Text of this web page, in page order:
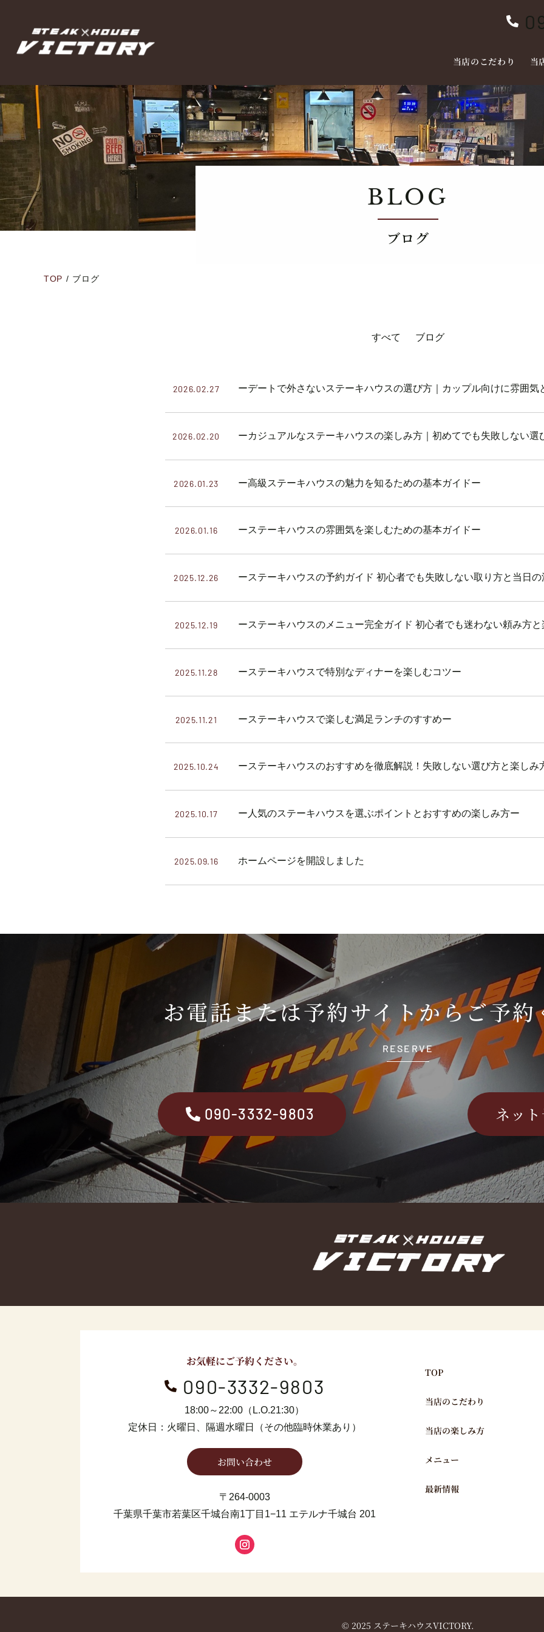

当店のこだわり 当
BLOG
ブログ
TOP / ブログ
すべて ブログ
2026.02.27 ーデートで外さないステーキハウスの選び方｜カップル向けに雰囲気
2026.02.20 ーカジュアルなステーキハウスの楽しみ方｜初めてでも失敗しない選
2026.01.23 ー高級ステーキハウスの魅力を知るための基本ガイドー
2026.01.16 ーステーキハウスの雰囲気を楽しむための基本ガイドー
2025.12.26 ーステーキハウスの予約ガイド 初心者でも失敗しない取り方と当日の
2025.12.19 ーステーキハウスのメニュー完全ガイド 初心者でも迷わない頼み方と
2025.11.28 ーステーキハウスで特別なディナーを楽しむコツー
2025.11.21 ーステーキハウスで楽しむ満足ランチのすすめー
2025.10.24 ーステーキハウスのおすすめを徹底解説！失敗しない選び方と楽しみ
2025.10.17 ー人気のステーキハウスを選ぶポイントとおすすめの楽しみ方ー
2025.09.16 ホームページを開設しました
お電話または予約サイトからご予約
RESERVE
090-3332-9803 ネッ
お気軽にご予約ください。
 090-3332-9803
18:00～22:00（L.O.21:30）
定休日：火曜日、隔週水曜日
（その他臨時休業あり）
お問い合わせ
〒264-0003
千葉県千葉市若葉区千城台南1丁目1−11 エテルナ千城台 201
TOP
当店のこだわり
当店の楽しみ方
メニュー
最新情報
© 2025 ステーキハウスVICTORY.